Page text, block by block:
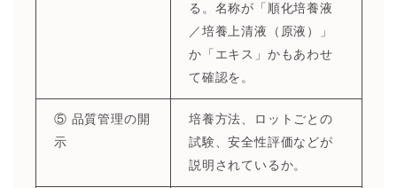
る。名称が「順化培養液
／培養上清液（原液）」
か「エキス」かもあわせ
て確認を。
⑤ 品質管理の開
示
培養方法、ロットごとの
試験、安全性評価などが
説明されているか。